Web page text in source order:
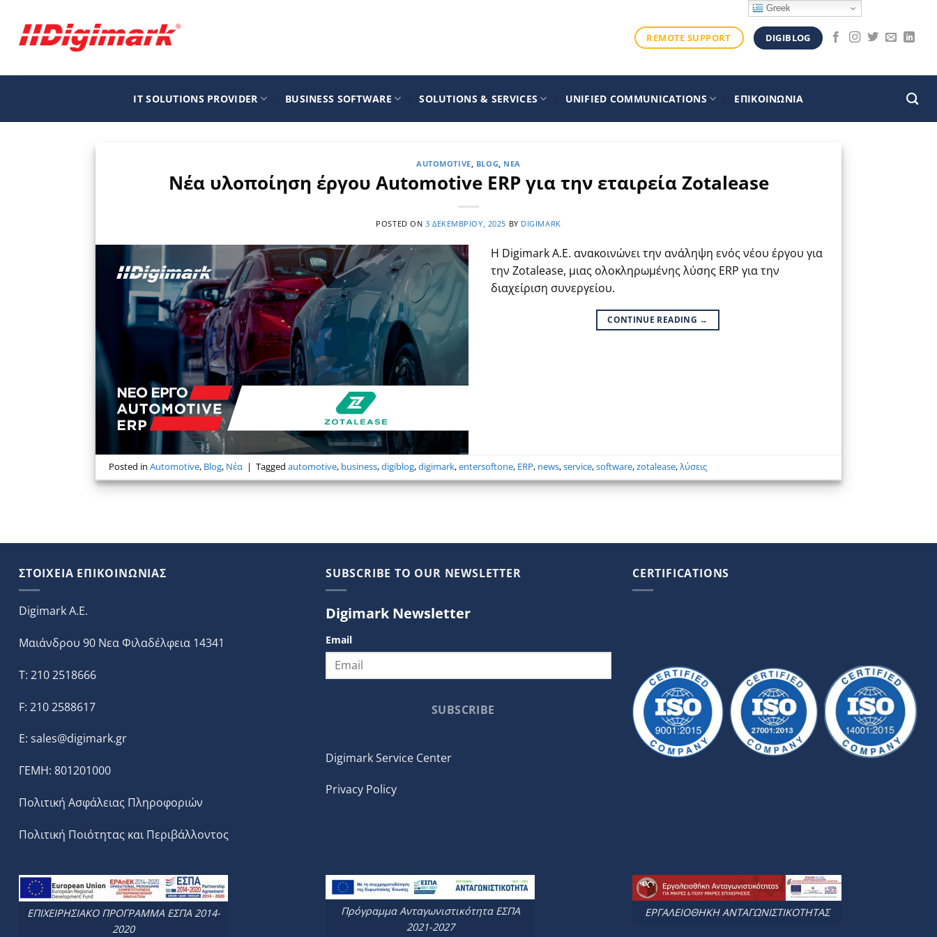
περιεχόμενο
REMOTE SUPPORT DIGIBLOG
IT SOLUTIONS PROVIDER BUSINESS SOFTWARE SOLUTIONS & SERVICES UNIFIED COMMUNICATIONS ΕΠΙΚΟΙΝΩΝΙΑ
AUTOMOTIVE, BLOG, ΝΈΑ
Νέα υλοποίηση έργου Automotive ERP για την εταιρεία Zotalease
POSTED ON 3 ΔΕΚΕΜΒΡΊΟΥ, 2025 BY DIGIMARK
Η Digimark A.E. ανακοινώνει την ανάληψη ενός νέου έργου για
την Zotalease, μιας ολοκληρωμένης λύσης ERP για την
διαχείριση συνεργείου.
CONTINUE READING →
Posted inAutomotive, Blog, Νέα | Taggedautomotive, business,digiblog,digimark,entersoftone, ERP, news,service,software,zotalease,λύσεις
ΣΤΟΙΧΕΙΑ ΕΠΙΚΟΙΝΩΝΙΑΣ
Digimark A.E.
Μαιάνδρου 90 Νεα Φιλαδέλφεια 14341
T: 210 2518666
F: 210 2588617
E: sales@digimark.gr
ΓΕΜΗ: 801201000
Πολιτική Ασφάλειας Πληροφοριών
Πολιτική Ποιότητας και Περιβάλλοντος
SUBSCRIBE TO OUR NEWSLETTER
Digimark Newsletter
Email
SUBSCRIBE
Digimark Service Center
Privacy Policy
CERTIFICATIONS
ΕΠΙΧΕΙΡΗΣΙΑΚΟ ΠΡΟΓΡΑΜΜΑ ΕΣΠΑ 2014-
2020
Πρόγραμμα Ανταγωνιστικότητα ΕΣΠΑ
2021-2027
ΕΡΓΑΛΕΙΟΘΗΚΗ ΑΝΤΑΓΩΝΙΣΤΙΚΟΤΗΤΑΣ
Greek